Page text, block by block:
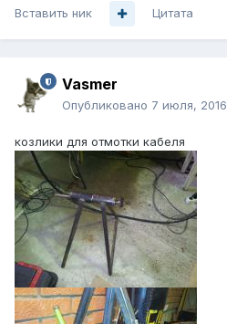
Вставить ник Цитата
Vasmer
Опубликовано 7 июля, 2016
козлики для отмотки кабеля